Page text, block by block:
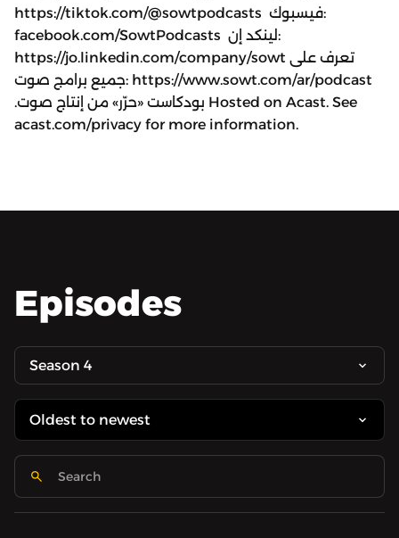
https://tiktok.com/@sowtpodcasts فيسبوك:
facebook.com/SowtPodcasts لينكد إن:
https://jo.linkedin.com/company/sowt تعرف على
جميع برامج صوت: https://www.sowt.com/ar/podcast
.بودكاست «حرّر» من إنتاج صوت Hosted on Acast. See
acast.com/privacy for more information.
Episodes
Season 4